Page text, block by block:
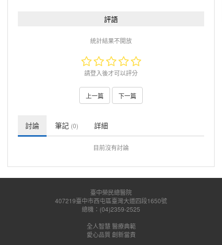
評語
統計結果不開放
請登入後才可以評分
上一篇 下一篇
討論 筆記 (0) 詳細
目前沒有討論
臺中榮民總醫院
407219臺中市西屯區臺灣大道四段1650號
總機：(04)2359-2525
全人智慧 醫療典範
愛心品質 創新當責